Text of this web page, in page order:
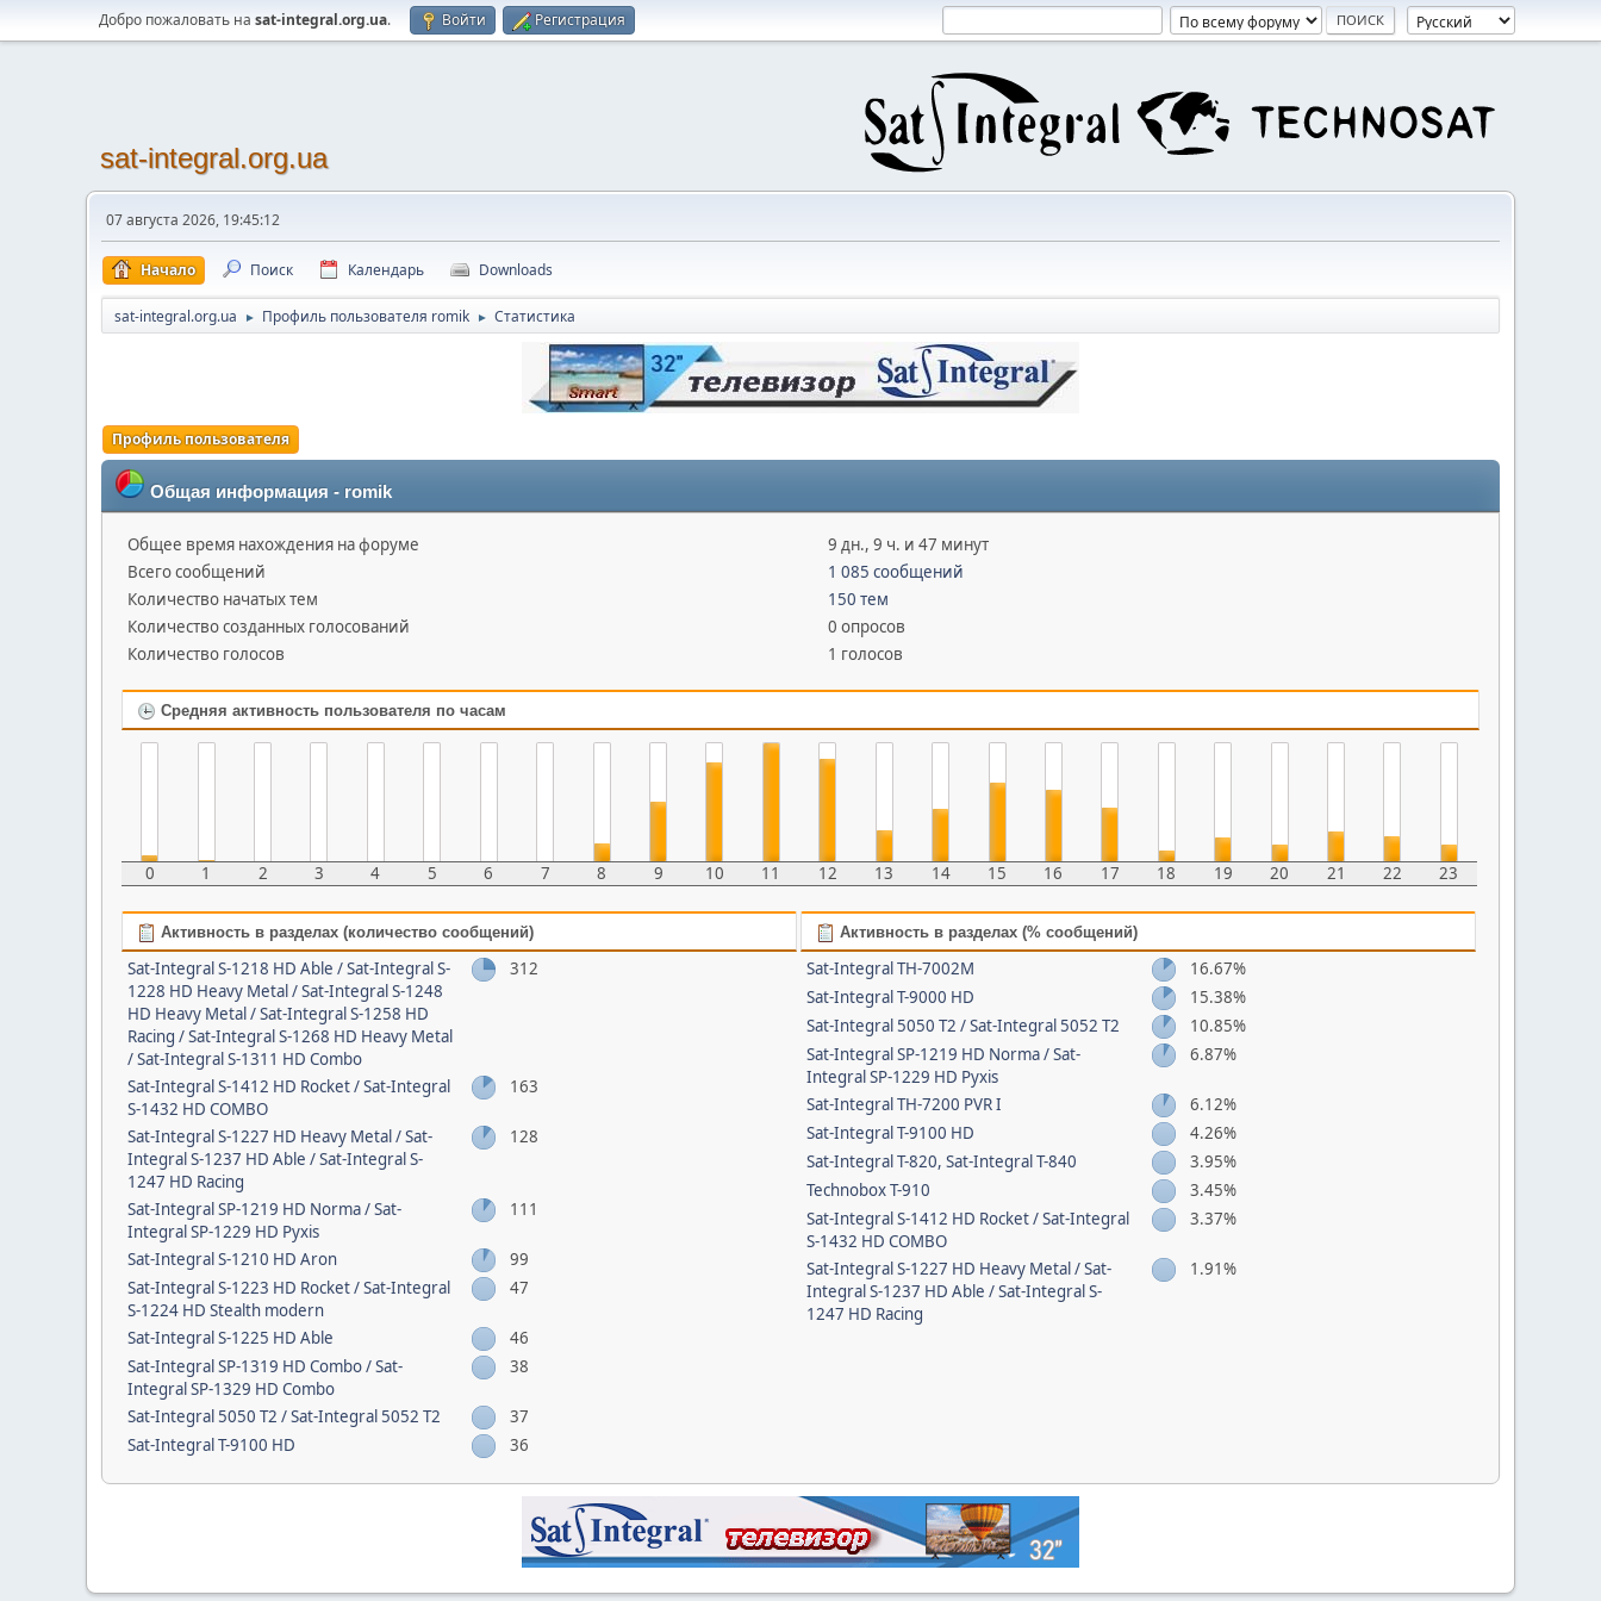
Добро пожаловать на sat-integral.org.ua. Войти Регистрация
sat-integral.org.ua
07 августа 2026, 19:45:12
Начало Поиск Календарь Downloads
sat-integral.org.ua ► Профиль пользователя romik ► Статистика
Профиль пользователя
Общая информация - romik
Общее время нахождения на форуме
9 дн., 9 ч. и 47 минут
Всего сообщений
1 085 сообщений
Количество начатых тем
150 тем
Количество созданных голосований
0 опросов
Количество голосов
1 голосов
Средняя активность пользователя по часам
0 1 2 3 4 5 6 7 8 9 10 11 12 13 14 15 16 17 18 19 20 21 22 23
Активность в разделах (количество сообщений)
Sat-Integral S-1218 HD Able / Sat-Integral S-
1228 HD Heavy Metal / Sat-Integral S-1248
HD Heavy Metal / Sat-Integral S-1258 HD
Racing / Sat-Integral S-1268 HD Heavy Metal
/ Sat-Integral S-1311 HD Combo
312
Sat-Integral S-1412 HD Rocket / Sat-Integral
S-1432 HD COMBO
163
Sat-Integral S-1227 HD Heavy Metal / Sat-
Integral S-1237 HD Able / Sat-Integral S-
1247 HD Racing
128
Sat-Integral SP-1219 HD Norma / Sat-
Integral SP-1229 HD Pyxis
111
Sat-Integral S-1210 HD Aron
99
Sat-Integral S-1223 HD Rocket / Sat-Integral
S-1224 HD Stealth modern
47
Sat-Integral S-1225 HD Able
46
Sat-Integral SP-1319 HD Combo / Sat-
Integral SP-1329 HD Combo
38
Sat-Integral 5050 T2 / Sat-Integral 5052 T2
37
Sat-Integral T-9100 HD
36
Активность в разделах (% сообщений)
Sat-Integral TH-7002M
16.67%
Sat-Integral T-9000 HD
15.38%
Sat-Integral 5050 T2 / Sat-Integral 5052 T2
10.85%
Sat-Integral SP-1219 HD Norma / Sat-
Integral SP-1229 HD Pyxis
6.87%
Sat-Integral TH-7200 PVR I
6.12%
Sat-Integral T-9100 HD
4.26%
Sat-Integral T-820, Sat-Integral T-840
3.95%
Technobox T-910
3.45%
Sat-Integral S-1412 HD Rocket / Sat-Integral
S-1432 HD COMBO
3.37%
Sat-Integral S-1227 HD Heavy Metal / Sat-
Integral S-1237 HD Able / Sat-Integral S-
1247 HD Racing
1.91%